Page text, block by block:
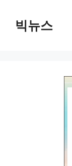
빅뉴스